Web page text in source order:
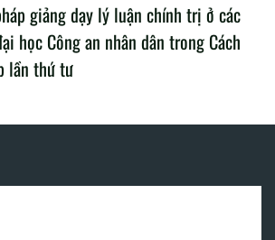
giảng dạy lý luận chính trị ở các
học Công an nhân dân trong Cách
lần thứ tư